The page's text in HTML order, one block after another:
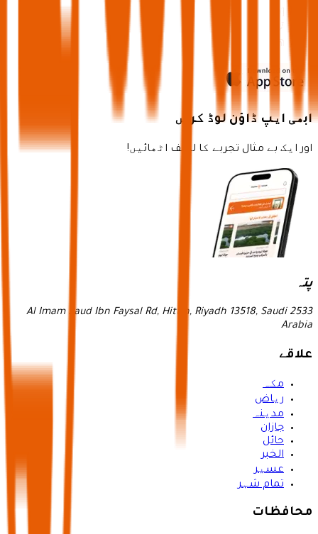
ابھی ایپ ڈاؤن لوڈ کریں
اور ایک بے مثال تجربے کا لطف اٹھائیں!
پتہ
2533 Al Imam Saud Ibn Faysal Rd, Hittin, Riyadh 13518, Saudi
Arabia
علاقے
مکہ
ریاض
مدینہ
جازان
حائل
الخبر
عسیر
تمام شہر
محافظات